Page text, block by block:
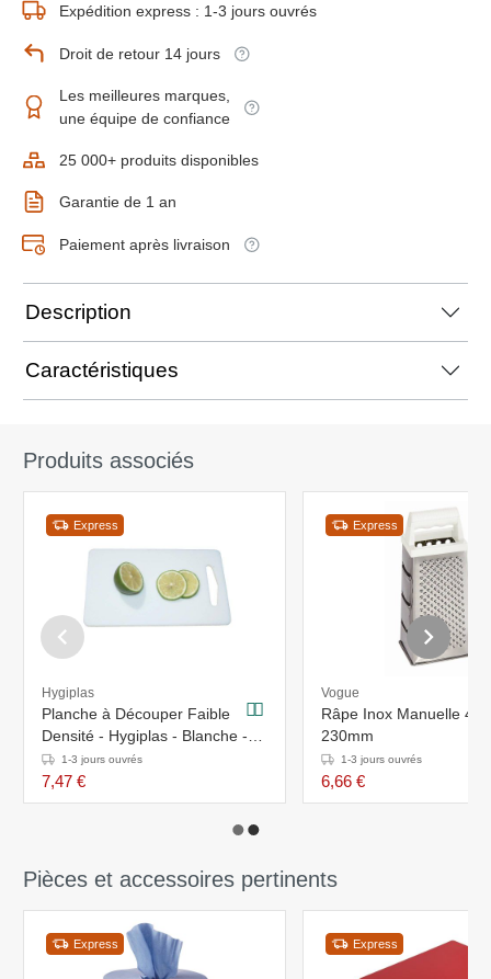
Expédition express : 1-3 jours ouvrés
Droit de retour 14 jours
Les meilleures marques,
une équipe de confiance
25 000+ produits disponibles
Garantie de 1 an
Paiement après livraison
Description
Caractéristiques
Produits associés
Express
Hygiplas
Planche à Découper Faible
Densité - Hygiplas - Blanche -
152x254x6mm
1-3 jours ouvrés
7,47 €
Express
Vogue
Râpe Inox Manuelle 4
230mm
1-3 jours ouvrés
6,66 €
Pièces et accessoires pertinents
Express Express